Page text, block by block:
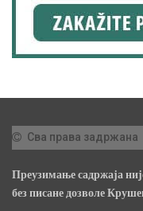
Сва права задржана
Преузимање садржаја
без писане дозволе